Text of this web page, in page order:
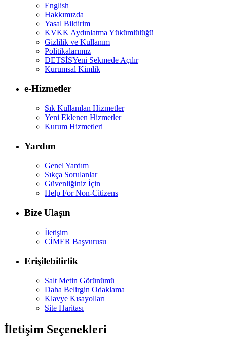
English
Hakkımızda
Yasal Bildirim
KVKK Aydınlatma Yükümlülüğü
Gizlilik ve Kullanım
Politikalarımız
DETSİSYeni Sekmede Açılır
Kurumsal Kimlik
e-Hizmetler
Sık Kullanılan Hizmetler
Yeni Eklenen Hizmetler
Kurum Hizmetleri
Yardım
Genel Yardım
Sıkça Sorulanlar
Güvenliğiniz İçin
Help For Non-Citizens
Bize Ulaşın
İletişim
CİMER Başvurusu
Erişilebilirlik
Salt Metin Görünümü
Daha Belirgin Odaklama
Klavye Kısayolları
Site Haritası
İletişim Seçenekleri